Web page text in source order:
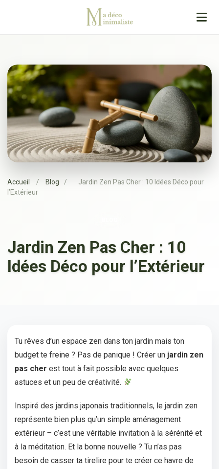
Accueil / Blog /
Jardin Zen Pas Cher : 10 Idées Déco pour
l’Extérieur
Jardin Zen Pas Cher : 10
Idées Déco pour l’Extérieur
Tu rêves d’un espace zen dans ton jardin mais ton
budget te freine ? Pas de panique ! Créer un jardin zen
pas cher est tout à fait possible avec quelques
astuces et un peu de créativité.
Inspiré des jardins japonais traditionnels, le jardin zen
représente bien plus qu’un simple aménagement
extérieur – c’est une véritable invitation à la sérénité et
à la méditation. Et la bonne nouvelle ? Tu n’as pas
besoin de casser ta tirelire pour te créer ce havre de